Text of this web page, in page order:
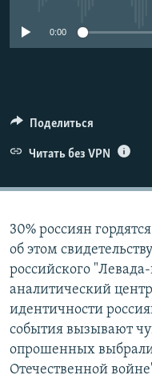
Все сайты RFE/RL
0:00
Поделиться
Читать без VPN
30% россиян
об этом
российского
аналитический
идентичности
события вызывают
опрошенных
Отечественной